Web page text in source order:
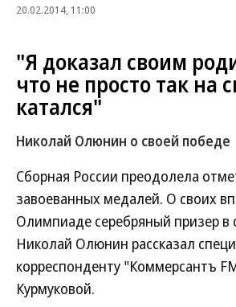
20.02.2014, 11:00
"Я доказал своим
что не просто так на
катался"
Николай Олюнин о своей победе
Сборная России преодолела
завоеванных медалей. О своих
Олимпиаде серебряный призер в
Николай Олюнин рассказал
корреспонденту "Коммерсантъ
Курмуковой.